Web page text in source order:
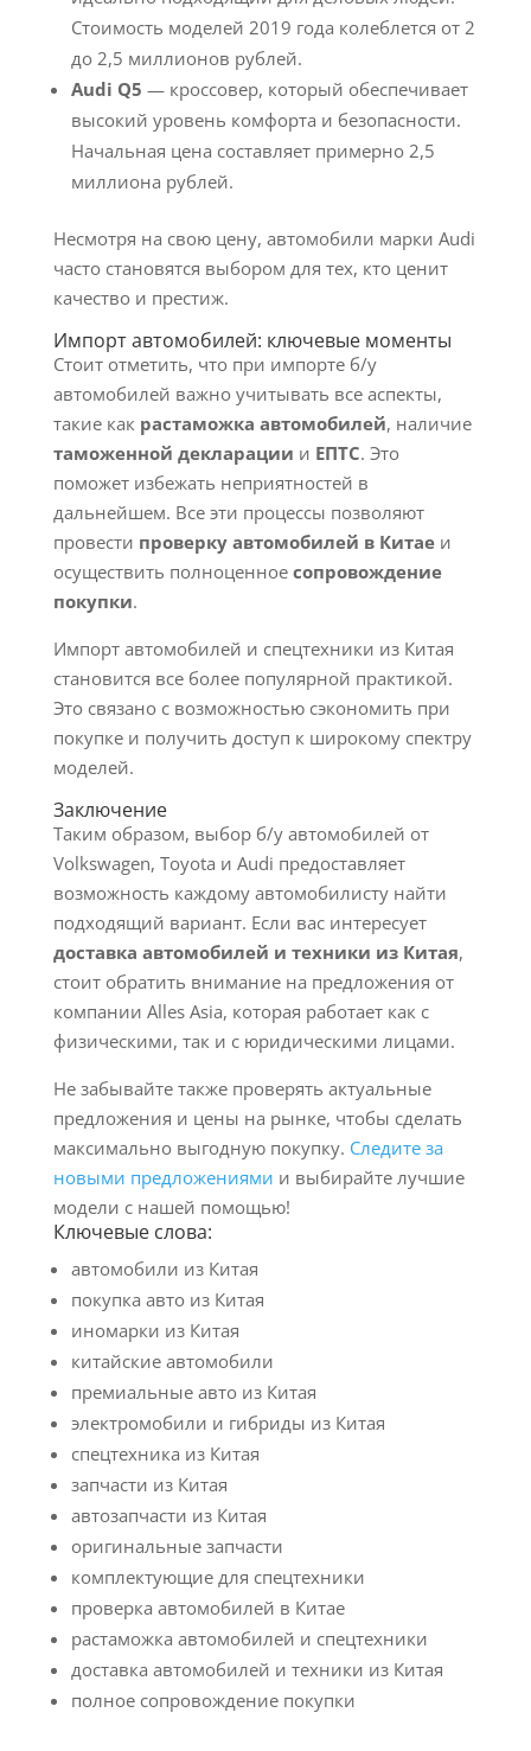
Стоимость моделей 2019 года колеблется от 2
до 2,5 миллионов рублей.
Audi Q5 — кроссовер, который обеспечивает
высокий уровень комфорта и безопасности.
Начальная цена составляет примерно 2,5
миллиона рублей.
Несмотря на свою цену, автомобили марки Audi
часто становятся выбором для тех, кто ценит
качество и престиж.
Импорт автомобилей: ключевые моменты
Стоит отметить, что при импорте б/у
автомобилей важно учитывать все аспекты,
такие как растаможка автомобилей, наличие
таможенной декларации и ЕПТС. Это
поможет избежать неприятностей в
дальнейшем. Все эти процессы позволяют
провести проверку автомобилей в Китаеи
осуществить полноценное сопровождение
покупки.
Импорт автомобилей и спецтехники из Китая
становится все более популярной практикой.
Это связано с возможностью сэкономить при
покупке и получить доступ к широкому спектру
моделей.
Заключение
Таким образом, выбор б/у автомобилей от
Volkswagen, Toyota и Audi предоставляет
возможность каждому автомобилисту найти
подходящий вариант. Если вас интересует
доставка автомобилей и техники из Китая,
стоит обратить внимание на предложения от
компании Alles Asia, которая работает как с
физическими, так и с юридическими лицами.
Не забывайте также проверять актуальные
предложения и цены на рынке, чтобы сделать
максимально выгодную покупку. Следите за
новыми предложениями и выбирайте лучшие
модели с нашей помощью!
Ключевые слова:
автомобили из Китая
покупка авто из Китая
иномарки из Китая
китайские автомобили
премиальные авто из Китая
электромобили и гибриды из Китая
спецтехника из Китая
запчасти из Китая
автозапчасти из Китая
оригинальные запчасти
комплектующие для спецтехники
проверка автомобилей в Китае
растаможка автомобилей и спецтехники
доставка автомобилей и техники из Китая
полное сопровождение покупки